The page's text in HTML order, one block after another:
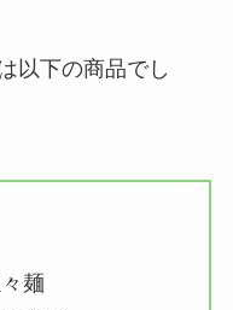
以下の商品でし
麺